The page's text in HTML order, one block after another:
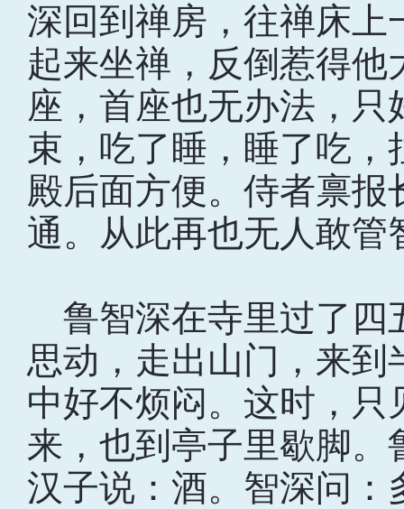
深回到禅房，往禅床上
起来坐禅，反倒惹得
座，首座也无办法，
束，吃了睡，睡了吃
殿后面方便。侍者禀
通。从此再也无人敢
鲁智深在寺里过了四
思动，走出山门，来
中好不烦闷。这时，
来，也到亭子里歇脚。
汉子说：酒。智深问：